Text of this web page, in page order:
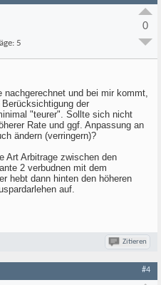
5
0
und bei mir kommt,
der
"teurer". Sollte sich nicht
Rate und ggf. Anpassung an
ändern (verringern)?
Art Arbitrage zwischen den
2 verbudnen mit dem
hebt dann hinten den höheren
auf.
Zitieren
#4